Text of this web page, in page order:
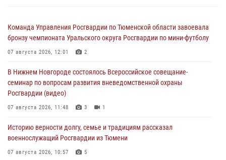
Команда Управления Росгвардии по Тюменской области завоевала
бронзу чемпионата Уральского округа Росгвардии по мини-футболу
07 августа 2026, 12:01 2
В Нижнем Новгороде состоялось Всероссийское совещание-
семинар по вопросам развития вневедомственной охраны
Росгвардии (видео)
07 августа 2026, 11:48 3 1
Историю верности долгу, семье и традициям рассказал
военнослужащий Росгвардии из Тюмени
07 августа 2026, 10:57 5